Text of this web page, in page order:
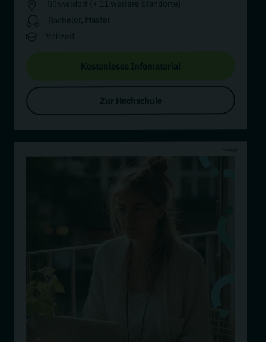
Düsseldorf (+ 11 weitere Standorte)
Bachelor, Master
Vollzeit
Zur Hochschule